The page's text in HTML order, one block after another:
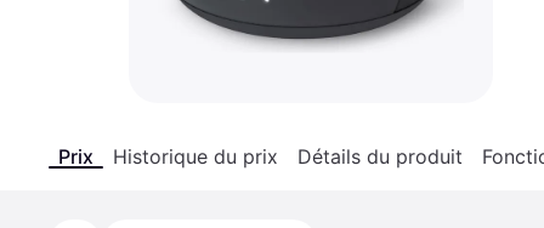
Prix Historique du prix Détails du produit